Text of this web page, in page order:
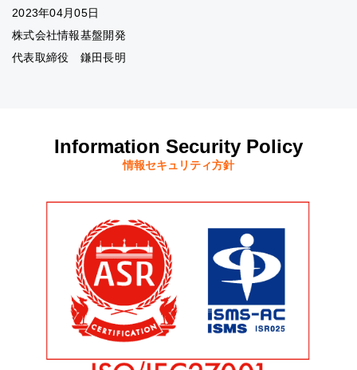
2023年04月05日
株式会社情報基盤開発
代表取締役 鎌田長明
Information Security Policy
情報セキュリティ方針